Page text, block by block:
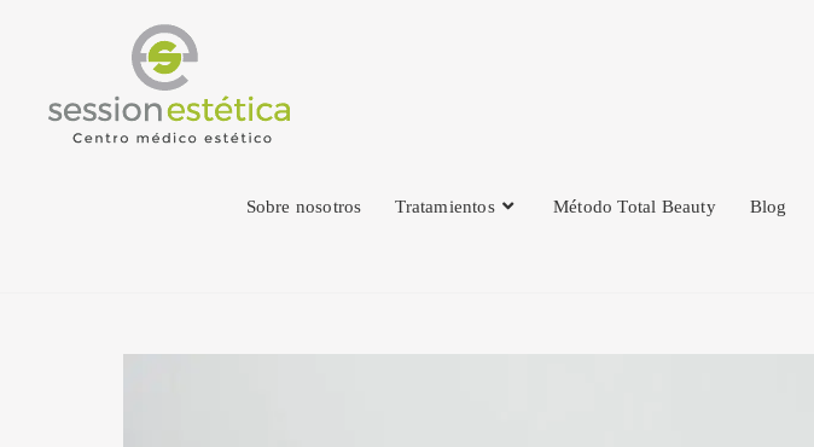
Sobre nosotros Tratamientos Método Total Beauty Blog